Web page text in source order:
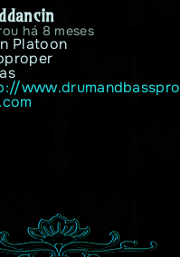
há 8 meses
Platoon
www.drumandbasspro